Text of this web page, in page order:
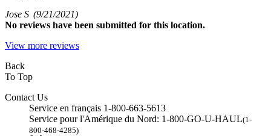
Jose S (9/21/2021)
No reviews have been submitted for this location.
View more reviews
Back
To Top
Contact Us
Service en français 1-800-663-5613
Service pour l'Amérique du Nord: 1-800-GO-U-HAUL(1-
800-468-4285)